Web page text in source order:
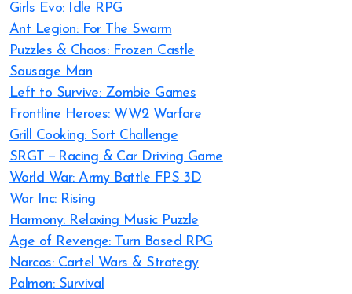
Girls Evo: Idle RPG
Ant Legion: For The Swarm
Puzzles & Chaos: Frozen Castle
Sausage Man
Left to Survive: Zombie Games
Frontline Heroes: WW2 Warfare
Grill Cooking: Sort Challenge
SRGT－Racing & Car Driving Game
World War: Army Battle FPS 3D
War Inc: Rising
Harmony: Relaxing Music Puzzle
Age of Revenge: Turn Based RPG
Narcos: Cartel Wars & Strategy
Palmon: Survival